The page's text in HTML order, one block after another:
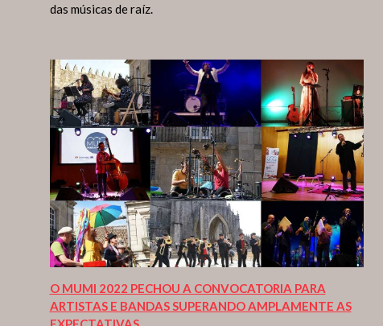
das músicas de raíz.
O MUMI 2022 PECHOU A CONVOCATORIA PARA
ARTISTAS E BANDAS SUPERANDO AMPLAMENTE AS